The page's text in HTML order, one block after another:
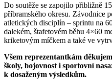
Do soutěže se zapojilo přibližně
příbramského okresu. Závodnice
atletických disciplín – sprintu na
dalekém, štafetovém běhu 4×60
kriketovým míčkem a také ve
Všem reprezentantkám
školy, bojovnost i sportovní
k dosaženým výsledkům.